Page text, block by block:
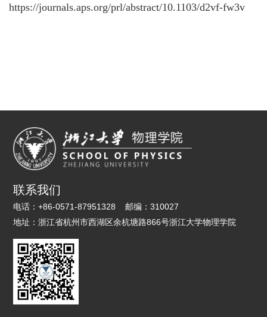
https://journals.aps.org/prl/abstract/10.1103/d2vf-fw3v
联系我们
电话：+86-0571-87951328 邮编：310027
地址：浙江省杭州市西湖区余杭塘路866号浙江大学物理学院